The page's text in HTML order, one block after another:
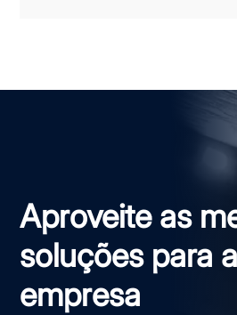
Aproveite as
soluções para
empresa